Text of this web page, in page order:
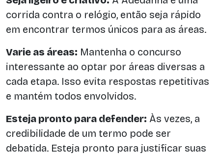
corrida contra o relógio, então seja rápido
em encontrar termos únicos para as áreas.
Varie as áreas: Mantenha o concurso
interessante ao optar por áreas diversas a
cada etapa. Isso evita respostas repetitivas
e mantém todos envolvidos.
Esteja pronto para defender: Às vezes, a
credibilidade de um termo pode ser
debatida. Esteja pronto para justificar suas